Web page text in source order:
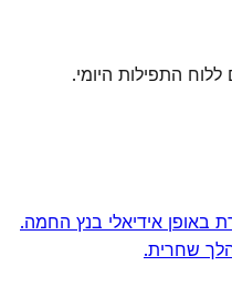
התפילות היומי.
באופן אידיאלי בנץ החמה.
שחרית.